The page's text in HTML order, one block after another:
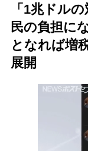
「1兆ドル
民の負担に
となれば増
展開